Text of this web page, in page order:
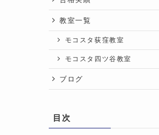
教室一覧
モコスタ荻窪教室
モコスタ四ツ谷教室
ブログ
目次